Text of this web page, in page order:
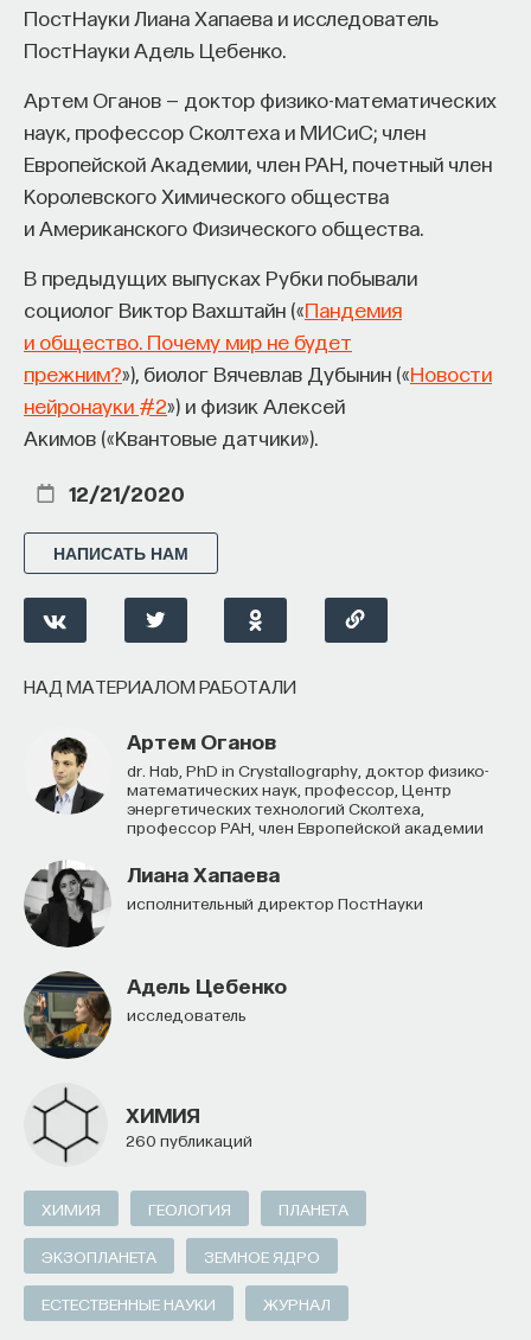
ПостНауки Лиана Хапаева и исследователь
ПостНауки Адель Цебенко.
Артем Оганов — доктор физико-математических
наук, профессор Сколтеха и МИСиС; член
Европейской Академии, член РАН, почетный член
Королевского Химического общества
и Американского Физического общества.
В предыдущих выпусках Рубки побывали
социолог Виктор Вахштайн («Пандемия
и общество. Почему мир не будет
прежним?»), биолог Вячевлав Дубынин («Новости
нейронауки #2») и физик Алексей
Акимов («Квантовые датчики»).
12/21/2020
НАПИСАТЬ НАМ
НАД МАТЕРИАЛОМ РАБОТАЛИ
Артем Оганов
Dr. Hab, PhD in Crystallography, доктор физико-
математических наук, профессор, Центр
энергетических технологий Сколтеха,
профессор РАН, член Европейской академии
Лиана Хапаева
исполнительный директор ПостНауки
Адель Цебенко
Исследователь
ХИМИЯ
260 публикаций
ХИМИЯ ГЕОЛОГИЯ ПЛАНЕТА
ЭКЗОПЛАНЕТА ЗЕМНОЕ ЯДРО
ЕСТЕСТВЕННЫЕ НАУКИ ЖУРНАЛ
уровнях? В чем состоит роль нейромедиаторов
при управлении психическими и физическими
утомление, состояние эйфории или азарта?
Каково воздействие на работу мозга гормонов,
иммунной системы?
Ответы на эти и другие вопросы можно найти,
вещества, которые управляют нами»
Пройдя этот курс, вы научитесь:
— Ориентироваться в общих принципах
работы нашего организма
мозга
— Понимать причины нейро- и психопатологий
— Осознавать связь своего поведения
и эмоций с активностью нейромедиаторов
биологических наук, профессор кафедры
физиологии человека и животных биологического
факультета МГУ им. М.В. Ломоносова
3/10/2025
НАПИСАТЬ НАМ
НАД МАТЕРИАЛОМ РАБОТАЛИ
Вячеслав Дубынин
доктор биологических наук, профессор
им. М. В. Ломоносова, специалист в области
физиологии мозга
БИОЛОГИЯ
1298 публикаций